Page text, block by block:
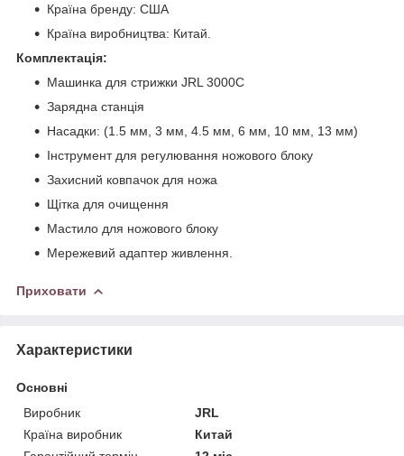
Країна бренду: США
Країна виробництва: Китай.
Комплектація:
Машинка для стрижки JRL 3000C
Зарядна станція
Насадки: (1.5 мм, 3 мм, 4.5 мм, 6 мм, 10 мм, 13 мм)
Інструмент для регулювання ножового блоку
Захисний ковпачок для ножа
Щітка для очищення
Мастило для ножового блоку
Мережевий адаптер живлення.
Приховати
Характеристики
Основні
Виробник
JRL
Країна виробник
Китай